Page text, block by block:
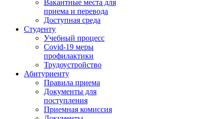
Вакантные места для
приема и перевода
Доступная среда
Студенту
Учебный процесс
Covid-19 меры
профилактики
Трудоустройство
Абитуриенту
Правила приема
Документы для
поступления
Приемная комиссия